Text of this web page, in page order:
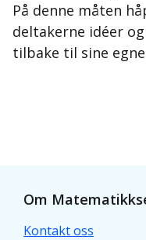
På denne måten
deltakerne idéer
tilbake til sine
Om
Kontakt oss